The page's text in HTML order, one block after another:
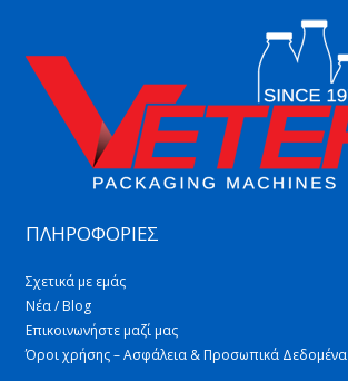
ΠΛΗΡΟΦΟΡΙΕΣ
Σχετικά με εμάς
Νέα / Blog
Επικοινωνήστε μαζί μας
Όροι χρήσης – Ασφάλεια & Προσωπικά Δεδομένα